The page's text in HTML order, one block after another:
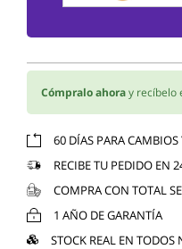
Cómpralo ahoray recíbelo
60 DÍAS PARA
RECIBE TU PEDIDO EN
COMPRA CON TOTAL
1 AÑO DE GARANTÍA
STOCK REAL EN TODOS